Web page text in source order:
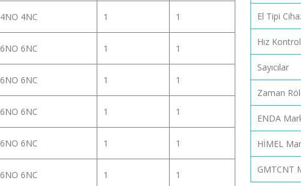
4NO 4NC 1 1
6NO 6NC 1 1
6NO 6NC 1 1
6NO 6NC 1 1
6NO 6NC 1 1
6NO 6NC 1 1
El Tipi
Hız
Sayıcılar
Zaman
ENDA
HİMEL
GMTCNT